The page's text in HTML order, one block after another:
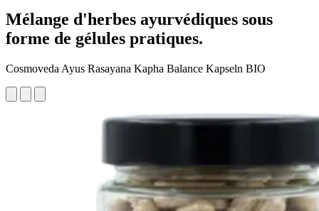
Mélange d'herbes ayurvédiques sous
forme de gélules pratiques.
Cosmoveda Ayus Rasayana Kapha Balance Kapseln BIO